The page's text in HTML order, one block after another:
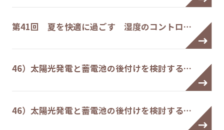
第41回 夏を快適に過ごす 湿度のコントロ…
46）太陽光発電と蓄電池の後付けを検討する…
46）太陽光発電と蓄電池の後付けを検討する…